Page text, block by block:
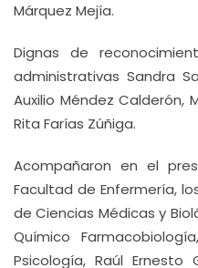
Márquez Mejía.
Dignas de
administrativas Sandra
Auxilio Méndez Calderón,
Rita Farías Zúñiga.
Acompañaron en el
Facultad de Enfermería,
de Ciencias Médicas y
Químico
Psicología, Raúl Ernesto